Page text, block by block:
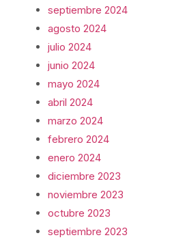
septiembre 2024
agosto 2024
julio 2024
junio 2024
mayo 2024
abril 2024
marzo 2024
febrero 2024
enero 2024
diciembre 2023
noviembre 2023
octubre 2023
septiembre 2023